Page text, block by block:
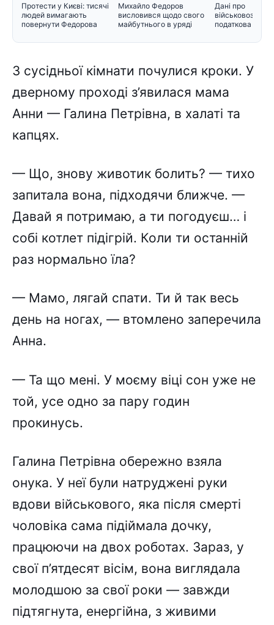
Протести у Києві: тисячі
людей вимагають
повернути Федорова
Михайло Федоров
висловився щодо свого
майбутнього в уряді
Дані про
податкова
З сусідньої кімнати почулися кроки. У
дверному проході з’явилася мама
Анни — Галина Петрівна, в халаті та
капцях.
— Що, знову животик болить? — тихо
запитала вона, підходячи ближче. —
Давай я потримаю, а ти погодуєш… і
собі котлет підігрій. Коли ти останній
раз нормально їла?
— Мамо, лягай спати. Ти й так весь
день на ногах, — втомлено заперечила
Анна.
— Та що мені. У моєму віці сон уже не
той, усе одно за пару годин
прокинусь.
Галина Петрівна обережно взяла
онука. У неї були натруджені руки
вдови військового, яка після смерті
чоловіка сама підіймала дочку,
працюючи на двох роботах. Зараз, у
свої п’ятдесят вісім, вона виглядала
молодшою за свої роки — завжди
підтягнута, енергійна, з живими